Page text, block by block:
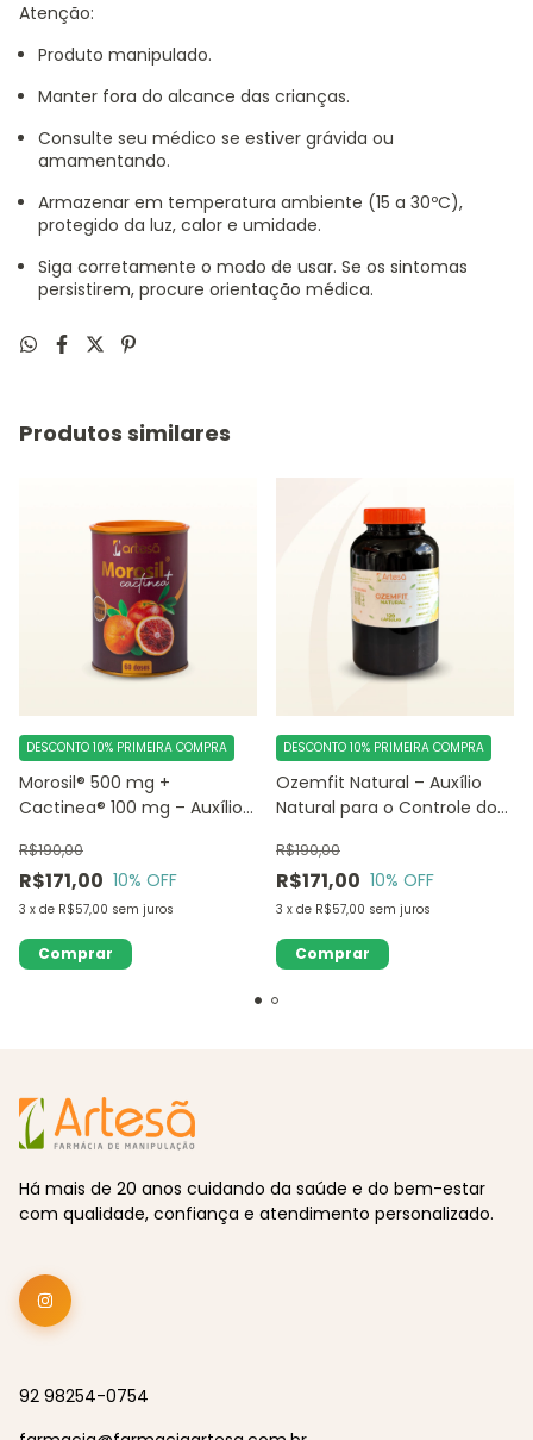
Atenção:
Produto manipulado.
Manter fora do alcance das crianças.
Consulte seu médico se estiver grávida ou
amamentando.
Armazenar em temperatura ambiente (15 a 30ºC),
protegido da luz, calor e umidade.
Siga corretamente o modo de usar. Se os sintomas
persistirem, procure orientação médica.
Produtos similares
Morosil® 500 mg +
Cactinea® 100 mg – Auxílio
e Redução de Medidas
R$171,00
R$190,00
10% OFF
3 x de R$57,00 sem juros
DESCONTO 10% PRIMEIRA COMPRA
Ozemfit Natural – Auxílio
Natural para o Controle do
R$171,00
R$190,00
10% OFF
3 x de R$57,00 sem juros
DESCONTO 10% PRIMEIRA COMPRA
Há mais de 20 anos cuidando da saúde e do bem-estar
com qualidade, confiança e atendimento personalizado.
92 98254-0754